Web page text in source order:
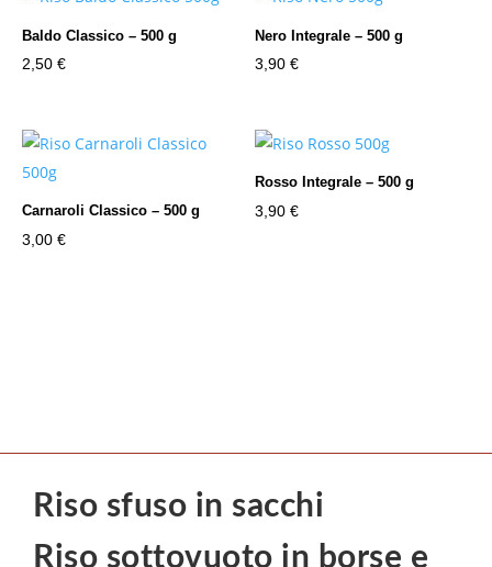
Baldo Classico – 500 g
2,50 €
Nero Integrale – 500 g
3,90€
Carnaroli Classico – 500 g
3,00 €
Rosso Integrale – 500 g
3,90€
Riso sfuso in sacchi
Riso sottovuoto in borse e